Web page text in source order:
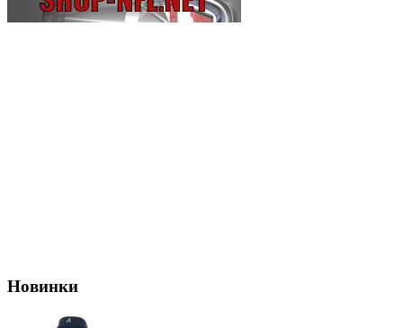
Новинки